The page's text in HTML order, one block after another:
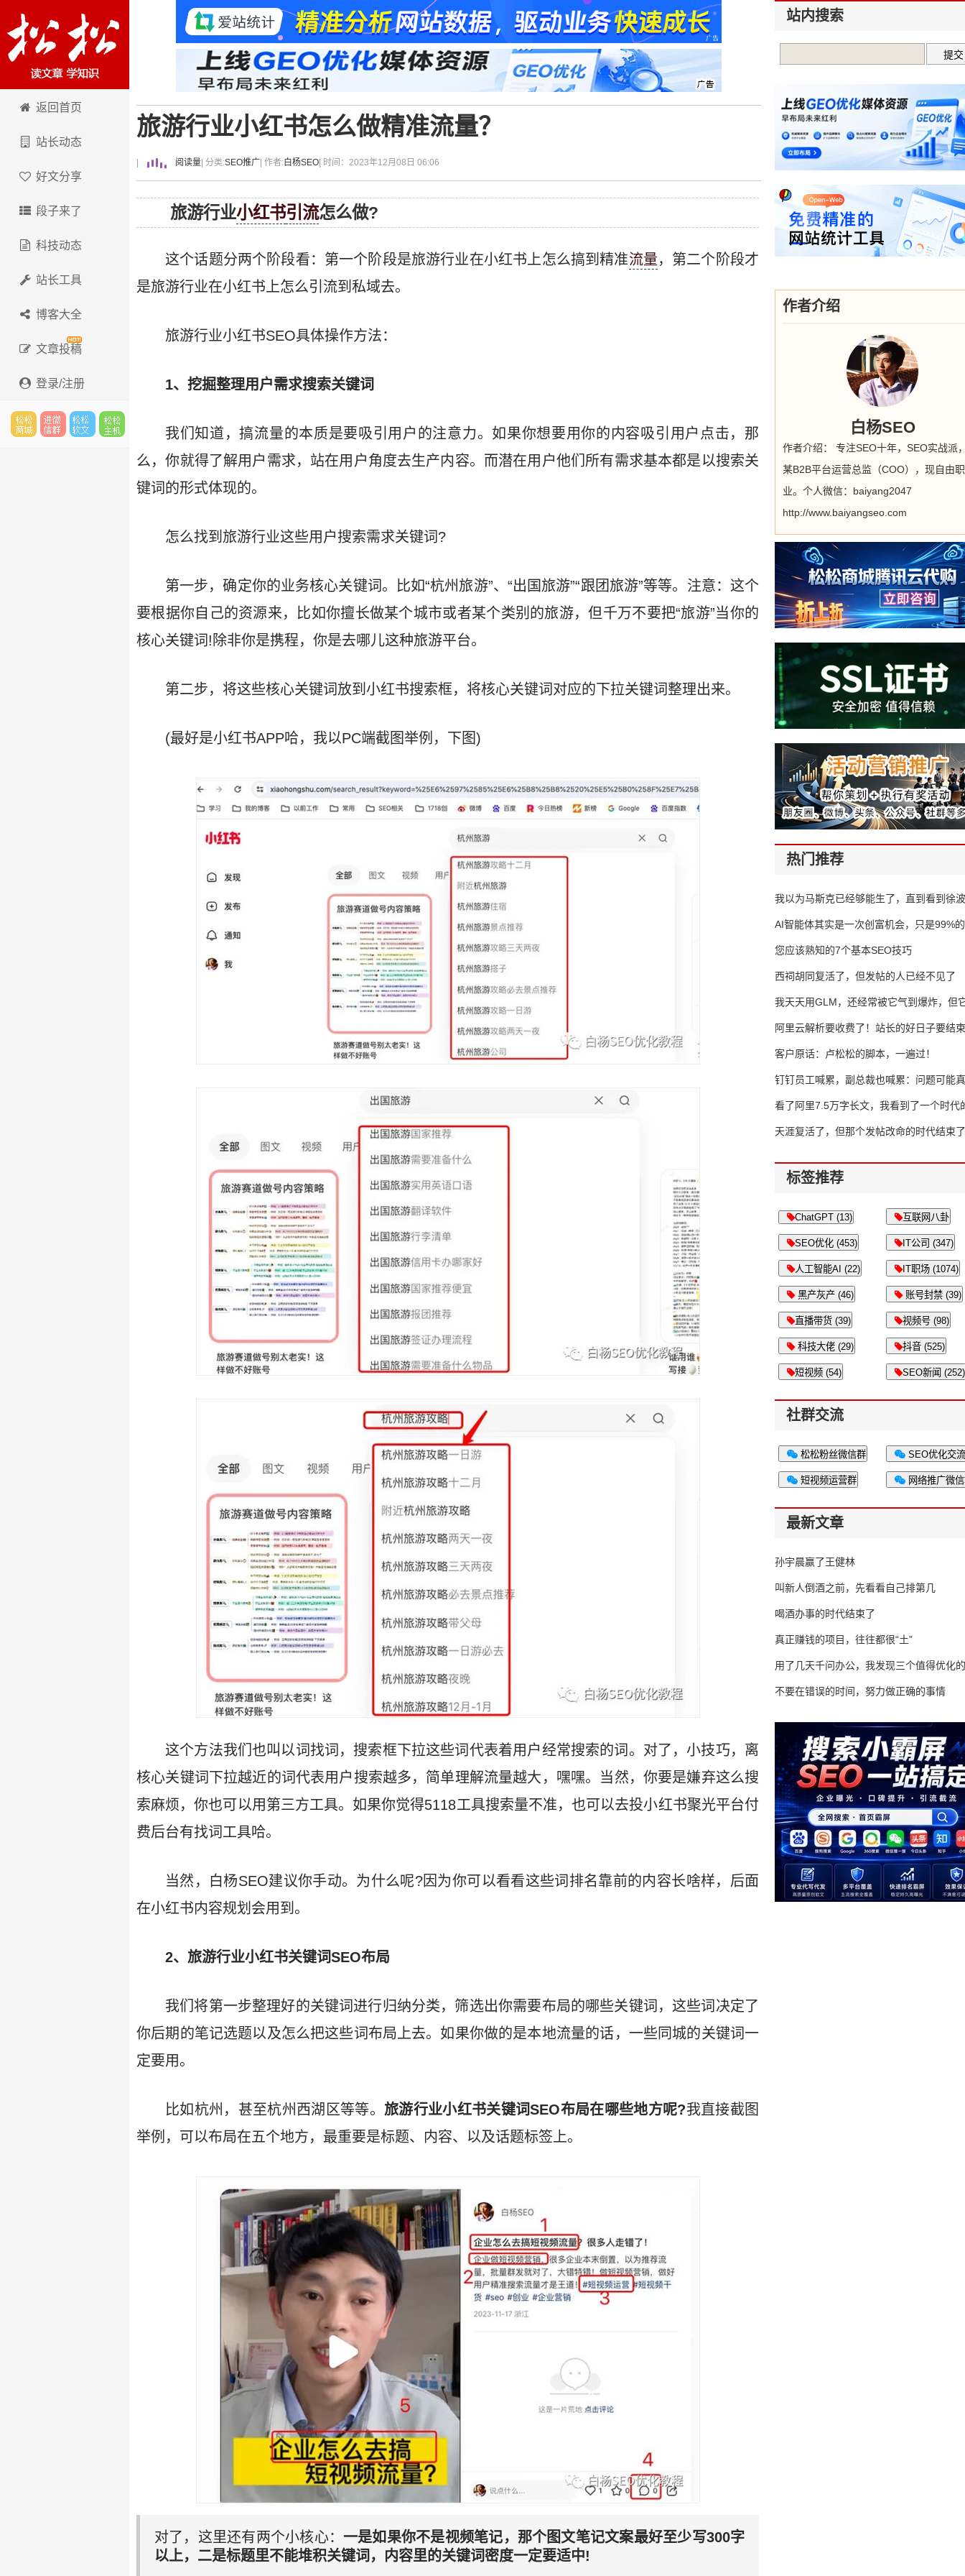
卢松松博客
返回首页
站长动态
好文分享
段子来了
科技动态
站长工具
博客大全
文章投稿
登录/注册
旅游行业小红书怎么做精准流量？
阅读量 | 分类:SEO推广 | 作者:白杨SEO | 时间：2023年12月08日 06:06
旅游行业小红书引流怎么做?
这个话题分两个阶段看：第一个阶段是旅游行业在小红书上怎么搞到精准流量，第二个阶段才
是旅游行业在小红书上怎么引流到私域去。
旅游行业小红书SEO具体操作方法：
1、挖掘整理用户需求搜索关键词
我们知道，搞流量的本质是要吸引用户的注意力。如果你想要用你的内容吸引用户点击，那
么，你就得了解用户需求，站在用户角度去生产内容。而潜在用户他们所有需求基本都是以搜索关
键词的形式体现的。
怎么找到旅游行业这些用户搜索需求关键词?
第一步，确定你的业务核心关键词。比如“杭州旅游”、“出国旅游”“跟团旅游”等等。注意：这个
要根据你自己的资源来，比如你擅长做某个城市或者某个类别的旅游，但千万不要把“旅游”当你的
核心关键词!除非你是携程，你是去哪儿这种旅游平台。
第二步，将这些核心关键词放到小红书搜索框，将核心关键词对应的下拉关键词整理出来。
(最好是小红书APP哈，我以PC端截图举例，下图)
这个方法我们也叫以词找词，搜索框下拉这些词代表着用户经常搜索的词。对了，小技巧，离
核心关键词下拉越近的词代表用户搜索越多，简单理解流量越大，嘿嘿。当然，你要是嫌弃这么搜
索麻烦，你也可以用第三方工具。如果你觉得5118工具搜索量不准，也可以去投小红书聚光平台付
费后台有找词工具哈。
当然，白杨SEO建议你手动。为什么呢?因为你可以看看这些词排名靠前的内容长啥样，后面
在小红书内容规划会用到。
2、旅游行业小红书关键词SEO布局
我们将第一步整理好的关键词进行归纳分类，筛选出你需要布局的哪些关键词，这些词决定了
你后期的笔记选题以及怎么把这些词布局上去。如果你做的是本地流量的话，一些同城的关键词一
定要用。
比如杭州，甚至杭州西湖区等等。 旅游行业小红书关键词SEO布局在哪些地方呢?我直接截图
举例，可以布局在五个地方，最重要是标题、内容、以及话题标签上。
对了，这里还有两个小核心： 一是如果你不是视频笔记，那个图文笔记文案最好至少写300字
以上，二是标题里不能堆积关键词，内容里的关键词密度一定要适中!
站内搜索
作者介绍
白杨SEO
作者介绍： 专注SEO十年，SEO实战派
某B2B平台运营总监（COO），现自由职
业。个人微信：baiyang2047
http://www.baiyangseo.com
热门推荐
我以为马斯克已经够能生了，直到看到
AI智能体其实是一次创富机会，只是99%
错过了
您应该熟知的7个基本SEO技巧
西祠胡同复活了，但发帖的人已经不见了
我天天用GLM，还经常被它气到爆炸，但
16万亿
阿里云解析要收费了！站长的好日子要结
客户原话：卢松松的脚本，一遍过！
钉钉员工喊累，副总裁也喊累：问题可能
了
看了阿里7.5万字长文，我看到了一个时代
天涯复活了，但那个发帖改命的时代结束了
标签推荐
ChatGPT (13) 互联网八卦
SEO优化 (453) IT公司 (347)
人工智能AI (22) IT职场 (1074)
黑产灰产 (46) 账号封禁 (39)
直播带货 (39) 视频号 (98)
科技大佬 (29) 抖音 (525)
短视频 (54) SEO新闻 (252)
社群交流
松松粉丝微信群 SEO优化交
短视频运营群 网络推广微
最新文章
孙宇晨赢了王健林
叫新人倒酒之前，先看看自己排第几
喝酒办事的时代结束了
真正赚钱的项目，往往都很“土”
用了几天千问办公，我发现三个值得优化
不要在错误的时间，努力做正确的事情